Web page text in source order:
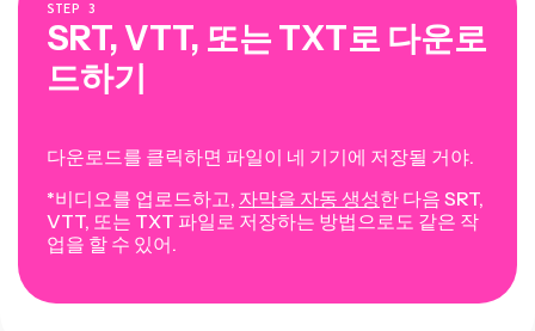
STEP 3
SRT, VTT, 또는 TXT로 다운로
드하기
다운로드를 클릭하면 파일이 네 기기에 저장될 거야.
*비디오를 업로드하고, 자막을 자동 생성한 다음 SRT,
VTT, 또는 TXT 파일로 저장하는 방법으로도 같은 작
업을 할 수 있어.